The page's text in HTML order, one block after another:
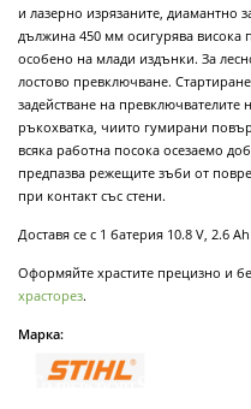
и лазерно изрязаните, диамантно
дължина 450 мм осигурява висока
особено на млади издънки. За
лостово превключване.
задействане на превключвателите
ръкохватка, чиито гумирани
всяка работна посока осезаемо
предпазва режещите зъби от
при контакт със стени.
Доставя се с 1 батерия 10.8 V, 2.6
Оформяйте храстите прецизно и
храсторез.
Марка: